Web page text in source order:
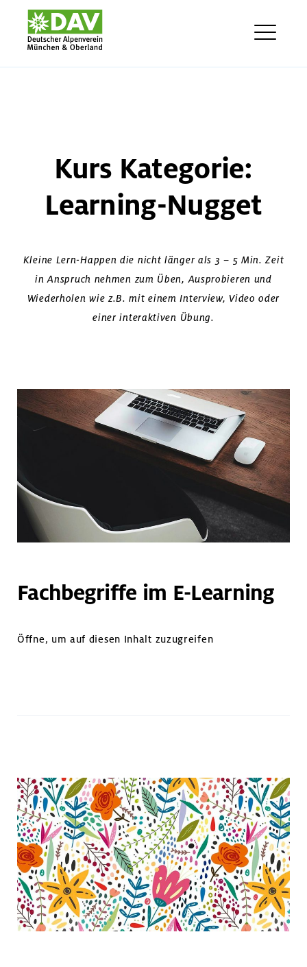
content
DAV München & Oberland E-
Learning
Kurs Kategorie:
Learning-Nugget
Kleine Lern-Happen die nicht länger als 3 – 5 Min. Zeit
in Anspruch nehmen zum Üben, Ausprobieren und
Wiederholen wie z.B. mit einem Interview, Video oder
einer interaktiven Übung.
Fachbegriffe im E-Learning
Öffne, um auf diesen Inhalt zuzugreifen